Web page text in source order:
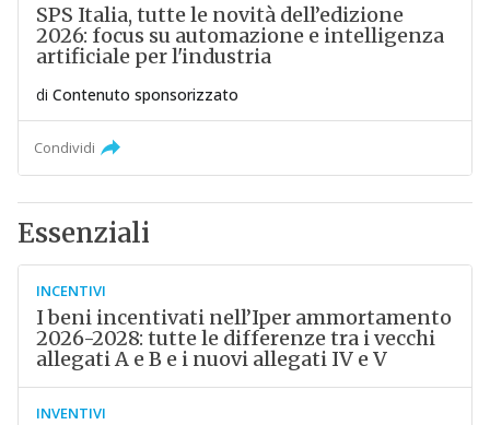
SPS Italia, tutte le novità dell’edizione
2026: focus su automazione e intelligenza
artificiale per l'industria
di Contenuto sponsorizzato
Condividi
Essenziali
INCENTIVI
I beni incentivati nell’Iper ammortamento
2026-2028: tutte le differenze tra i vecchi
allegati A e B e i nuovi allegati IV e V
INVENTIVI